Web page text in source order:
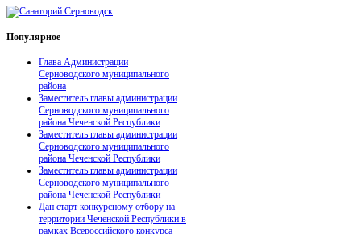
Популярное
Глава Администрации
Серноводского муниципального
района
Заместитель главы администрации
Серноводского муниципального
района Чеченской Республики
Заместитель главы администрации
Серноводского муниципального
района Чеченской Республики
Заместитель главы администрации
Серноводского муниципального
района Чеченской Республики
Дан старт конкурсному отбору на
территории Чеченской Республики в
рамках Всероссийского конкурса